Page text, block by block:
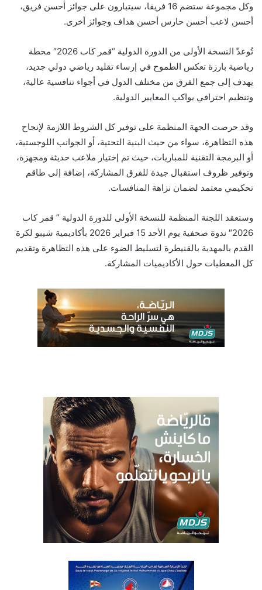
وكل مجموعة ستضم 16 فريقا، سيتبارون على جوائز أحسن فريق،
أحسن لاعب أحسن حارس أحسن هداف وجوائز أخرى.
تُوعدّ النسخة الأولى من الدورة الدولية “قمر كاب 2026″ محطة
رياضية بارزة تعكس الطموح في إرساء تقليد رياضي دولي جديد،
يهدف إلى جمع الفرق من مختلف الدول في أجواء تنافسية عالية،
وتنظيم احترافي يواكب المعايير الدولية.
وقد حرصت الجهة المنظمة على توفير كل الشروط اللازمة لإنجاح
هذه التظاهرة، سواء من حيث البنية التحتية، أو الجوانب اللوجستية،
أو البرمجة التقنية للمباريات، حيث تم إختيار ملاعب حديثة ومجهزة،
وتوفير ظروف استقبال جيدة للفرق المشاركة، إضافة إلى طاقم
تحكيمي معتمد لضمان نزاهة المنافسات.
وستعقد اللجنة المنظمة للنسخة الأولى للدورة الدولية ” قمر كاب
2026″ ندوة صحفية يوم الأحد 15 فبراير 2026 بأكاديمية شيبو لكرة
القدم بالمهدية بالقنيطرة لتسليط الضوء على هذه التظاهرة وتقديم
كل المعطيات حول الأكاديميات المشاركة.